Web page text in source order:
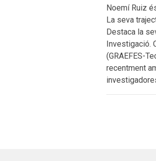
Noemí Ruiz
La seva
Destaca la
Investigació.
(GRAEFES-
recentment